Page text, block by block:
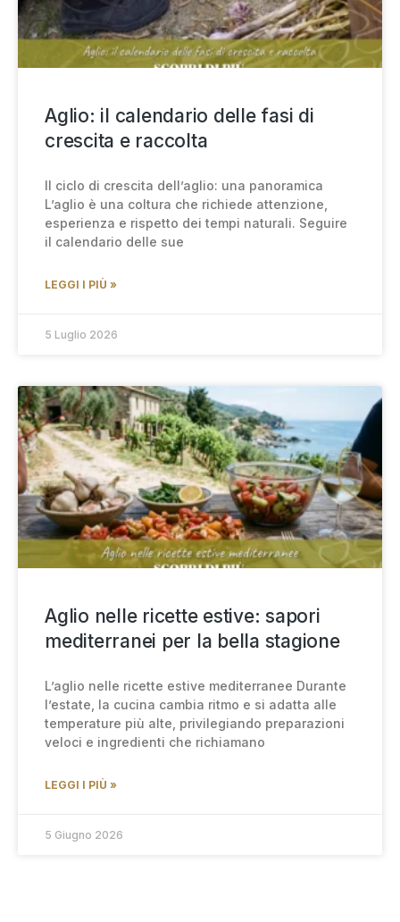
Aglio: il calendario delle fasi di
crescita e raccolta
Il ciclo di crescita dell’aglio: una panoramica
L’aglio è una coltura che richiede attenzione,
esperienza e rispetto dei tempi naturali. Seguire
il calendario delle sue
LEGGI I PIÙ »
5 Luglio 2026
Aglio nelle ricette estive: sapori
mediterranei per la bella stagione
L’aglio nelle ricette estive mediterranee Durante
l’estate, la cucina cambia ritmo e si adatta alle
temperature più alte, privilegiando preparazioni
veloci e ingredienti che richiamano
LEGGI I PIÙ »
5 Giugno 2026